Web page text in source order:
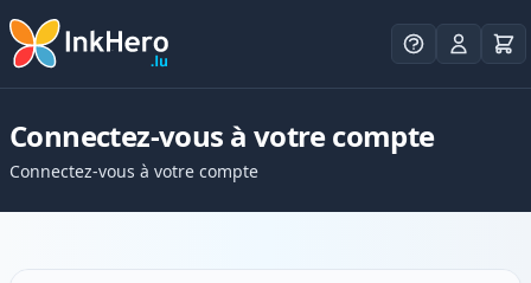
Connectez-vous à votre compte
Connectez-vous à votre compte